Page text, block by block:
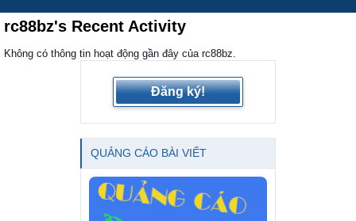
rc88bz's Recent Activity
Không có thông tin hoạt động gần đây của rc88bz.
Đăng ký!
QUẢNG CÁO BÀI VIẾT